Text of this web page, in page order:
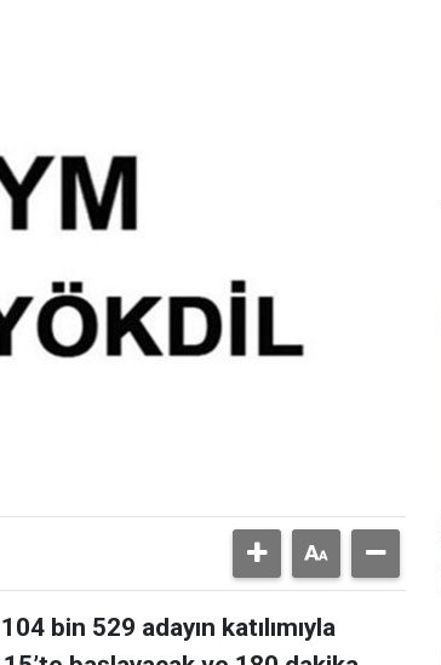
bin 529 adayın katılımıyla